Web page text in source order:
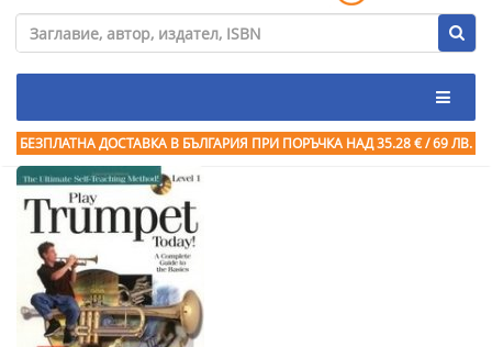
БЕЗПЛАТНА ДОСТАВКА В БЪЛГАРИЯ ПРИ ПОРЪЧКА НАД 35.28 € / 69 ЛВ.